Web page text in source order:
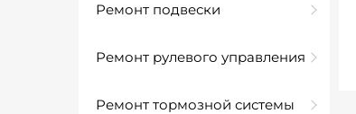
Ремонт подвески
Ремонт рулевого управления
Ремонт тормозной системы